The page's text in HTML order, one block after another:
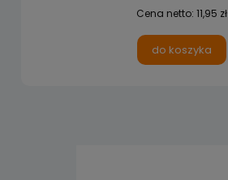
Cena netto: 11,95 zł
do koszyka